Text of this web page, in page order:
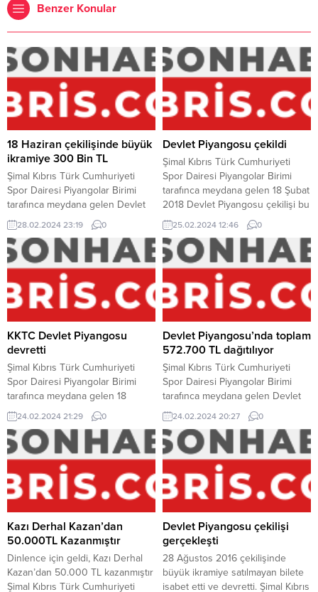
Benzer Konular
18 Haziran çekilişinde büyük
ikramiye 300 Bin TL
Şimal Kıbrıs Türk Cumhuriyeti
Spor Dairesi Piyangolar Birimi
tarafınca meydana gelen Devlet
Piyangosu 18 Haziran 2016
tarihinde talih dağıtacak. Büyük
ikramiyenin 300.000 TL ve
toplam ikramiyenin 572.700 TL
olacağı çekiliş coşku ile
planlanıyor. Devlet Piyangosu’nda
8 Haziran çekilişinin satılmayan
Haziran evveliyatına devreden
büyük ikramiye 300.000...
28.02.2024 23:19 0
Devlet Piyangosu çekildi
Şimal Kıbrıs Türk Cumhuriyeti
Spor Dairesi Piyangolar Birimi
tarafınca meydana gelen 18 Şubat
2018 Devlet Piyangosu çekilişi bu
akşam gerçekleşti. Devlet
Piyangosu’nun bu akşam
heyecanla beklenen çekilişinde
200.000 TL’lik büyük ikramiye
“47538” numaralı bilete isabet
etti. 28 Şubat 2018 tarihinde
gerçekleşecek olan bir sonraki
ve toplam...
25.02.2024 12:46 0
KKTC Devlet Piyangosu
devretti
Şimal Kıbrıs Türk Cumhuriyeti
Spor Dairesi Piyangolar Birimi
tarafınca meydana gelen 18
Ağustos 2016 tarihindeki Devlet
Piyangosu bu akşam Lefke
Festivali’nde çekildi. Çekilişte
büyük ikramiyenin satılmayan
bilete isabet etmesinden dolayı
28 Ağustos 2016 tarihinde
gerçekleşecek çekilişte büyük
ikramiye 300.000 TL’ye
yükseltildi. Devlet Piyangosu’nun
bu akşam heyecanla beklenen
çekilişinde “57318” numaralı...
24.02.2024 21:29 0
Devlet Piyangosu’nda toplam
572.700 TL dağıtılıyor
Şimal Kıbrıs Türk Cumhuriyeti
Spor Dairesi Piyangolar Birimi
tarafınca meydana gelen Devlet
Piyangosu 28 Ağustos 2016
tarihinde talih dağıtacak. Büyük
ikramiyenin 300.000 TL ve
toplam ikramiyenin 572.700 TL
olacağı çekiliş coşku ile umut
ediliyor. Devlet Piyangosu’nda 18
Ağustos çekilişinin satılmayan
bilete isabet etmesinden dolayı
28 Ağustos evveliyatına
devreden büyük ikramiye...
24.02.2024 20:27 0
Kazı Derhal Kazan’dan
50.000TL Kazanmıştır
Dinlence için geldi, Kazı Derhal
Kazan’dan 50.000 TL kazanmıştır
Şimal Kıbrıs Türk Cumhuriyeti
Devlet Piyangosu çekilişi
gerçekleşti
28 Ağustos 2016 çekilişinde
büyük ikramiye satılmayan bilete
isabet etti ve devretti. Şimal Kıbrıs